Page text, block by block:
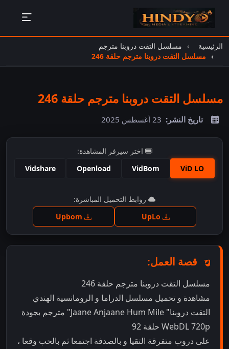
الرئيسية
مسلسل التقت دروبنا مترجم
مسلسل التقت دروبنا مترجم حلقة 246
مسلسل التقت دروبنا مترجم حلقة 246
تاريخ النشر: 23 أغسطس 2025
اختر سيرفر المشاهدة:
ViD LO
VidBom
Openload
Vidshare
اضغط للمشاهدة
روابط التحميل المباشرة:
قصة العمل:
مسلسل التقت دروبنا مترجم حلقة 246
مشاهدة و تحميل مسلسل الدراما و الرومانسية الهندي
التقت دروبنا" Jaane Anjaane Hum Mile" مترجم بجودة
WebDL 720p حلقة 92
على دروب متفرقة التقيا و بالصدفة اجتمعا ثم بالحب وقعا ،